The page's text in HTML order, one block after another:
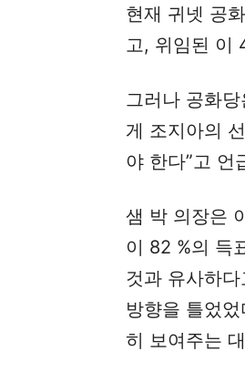
현재 귀넷 공
고, 위임된 이
그러나 공화
게 조지아의
야 한다”고 언
샘 박 의장은
이 82 %의 득
것과 유사하
방향을 틀었
히 보여주는